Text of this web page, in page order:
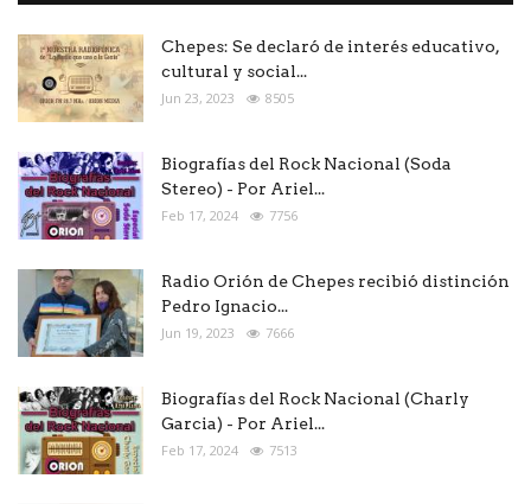
Chepes: Se declaró de interés educativo,
cultural y social...
Jun 23, 2023 8505
Biografías del Rock Nacional (Soda
Stereo) - Por Ariel...
Feb 17, 2024 7756
Radio Orión de Chepes recibió distinción
Pedro Ignacio...
Jun 19, 2023 7666
Biografías del Rock Nacional (Charly
Garcia) - Por Ariel...
Feb 17, 2024 7513